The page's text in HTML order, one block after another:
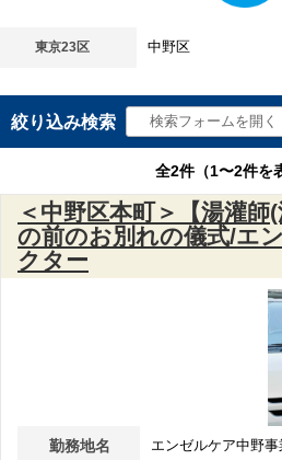
東京23区 中野区
絞り込み検索
全2件（1〜2件を
＜中野区本町＞【湯灌
の前のお別れの儀式/エ
クター
勤務地名 エンゼルケア中野事